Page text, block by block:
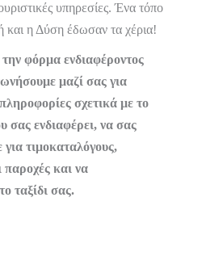
υπηρεσίες. Ένα τόπο
και η Δύση έδωσαν τα χέρια!
φόρμα ενδιαφέροντος
μαζί σας για
σχετικά με το
σας ενδιαφέρει, να σας
τιμοκαταλόγους,
παροχές και να
ταξίδι σας.